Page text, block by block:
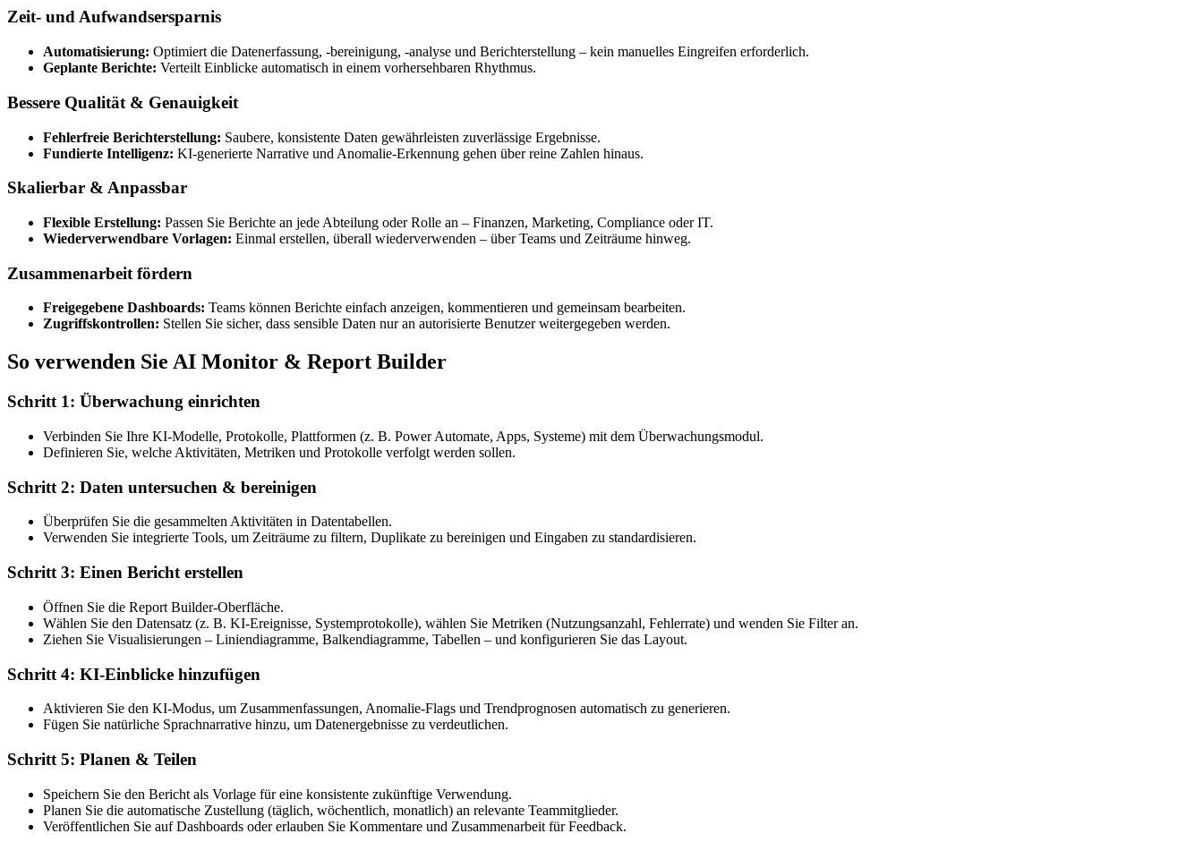
Zeit- und Aufwandsersparnis
Automatisierung: Optimiert die Datenerfassung, -bereinigung, -analyse und Berichterstellung – kein manuelles Eingreifen erforderlich.
Geplante Berichte: Verteilt Einblicke automatisch in einem vorhersehbaren Rhythmus.
Bessere Qualität & Genauigkeit
Fehlerfreie Berichterstellung: Saubere, konsistente Daten gewährleisten zuverlässige Ergebnisse.
Fundierte Intelligenz: KI-generierte Narrative und Anomalie-Erkennung gehen über reine Zahlen hinaus.
Skalierbar & Anpassbar
Flexible Erstellung: Passen Sie Berichte an jede Abteilung oder Rolle an – Finanzen, Marketing, Compliance oder IT.
Wiederverwendbare Vorlagen: Einmal erstellen, überall wiederverwenden – über Teams und Zeiträume hinweg.
Zusammenarbeit fördern
Freigegebene Dashboards: Teams können Berichte einfach anzeigen, kommentieren und gemeinsam bearbeiten.
Zugriffskontrollen: Stellen Sie sicher, dass sensible Daten nur an autorisierte Benutzer weitergegeben werden.
So verwenden Sie AI Monitor & Report Builder
Schritt 1: Überwachung einrichten
Verbinden Sie Ihre KI-Modelle, Protokolle, Plattformen (z. B. Power Automate, Apps, Systeme) mit dem Überwachungsmodul.
Definieren Sie, welche Aktivitäten, Metriken und Protokolle verfolgt werden sollen.
Schritt 2: Daten untersuchen & bereinigen
Überprüfen Sie die gesammelten Aktivitäten in Datentabellen.
Verwenden Sie integrierte Tools, um Zeiträume zu filtern, Duplikate zu bereinigen und Eingaben zu standardisieren.
Schritt 3: Einen Bericht erstellen
Öffnen Sie die Report Builder-Oberfläche.
Wählen Sie den Datensatz (z. B. KI-Ereignisse, Systemprotokolle), wählen Sie Metriken (Nutzungsanzahl, Fehlerrate) und wenden Sie Filter an.
Ziehen Sie Visualisierungen – Liniendiagramme, Balkendiagramme, Tabellen – und konfigurieren Sie das Layout.
Schritt 4: KI-Einblicke hinzufügen
Aktivieren Sie den KI-Modus, um Zusammenfassungen, Anomalie-Flags und Trendprognosen automatisch zu generieren.
Fügen Sie natürliche Sprachnarrative hinzu, um Datenergebnisse zu verdeutlichen.
Schritt 5: Planen & Teilen
Speichern Sie den Bericht als Vorlage für eine konsistente zukünftige Verwendung.
Planen Sie die automatische Zustellung (täglich, wöchentlich, monatlich) an relevante Teammitglieder.
Veröffentlichen Sie auf Dashboards oder erlauben Sie Kommentare und Zusammenarbeit für Feedback.